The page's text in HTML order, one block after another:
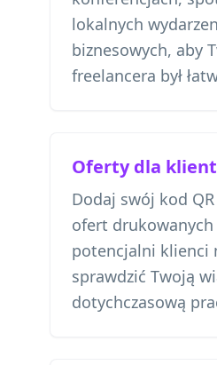
lokalnych
biznesowych, aby
freelancera był
Oferty dla
Dodaj swój kod
ofert drukowanych
potencjalni klienci
sprawdzić Twoją
dotychczasową